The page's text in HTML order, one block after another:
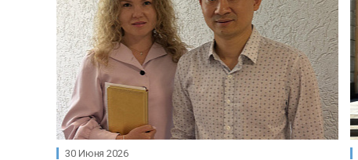
30 Июня 2026